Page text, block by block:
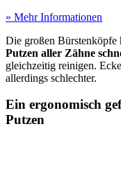
» Mehr Informationen
Die großen Bürstenköpfe
Putzen aller Zähne
gleichzeitig reinigen.
allerdings schlechter.
Ein ergonomisch
Putzen